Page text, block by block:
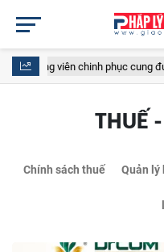
phục cung đường Vân Long
THUẾ
Chính sách thuế Quản lý